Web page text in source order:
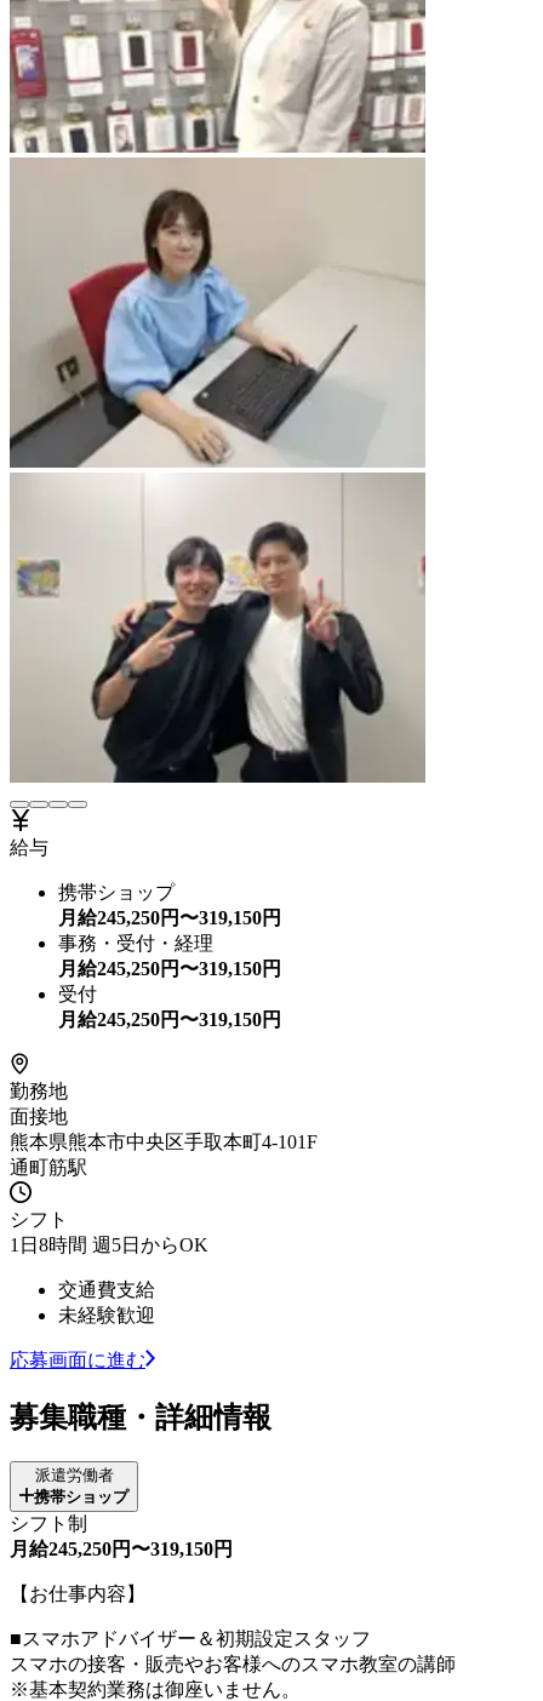
給与
携帯ショップ
月給245,250円〜319,150円
事務・受付・経理
月給245,250円〜319,150円
受付
月給245,250円〜319,150円
勤務地
面接地
熊本県熊本市中央区手取本町4-101F
通町筋駅
シフト
1日8時間 週5日からOK
交通費支給
未経験歓迎
応募画面に進む
募集職種・詳細情報
派遣労働者
携帯ショップ
シフト制
月給245,250円〜319,150円
【お仕事内容】
■スマホアドバイザー＆初期設定スタッフ
スマホの接客・販売やお客様へのスマホ教室の講師
※基本契約業務は御座いません。